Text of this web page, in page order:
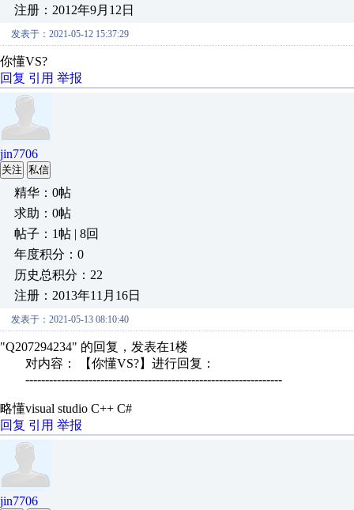
注册：2012年9月12日
发表于：2021-05-12 15:37:29
你懂VS?
回复 引用 举报
jin7706
关注 私信
精华：0帖
求助：0帖
帖子：1帖 | 8回
年度积分：0
历史总积分：22
注册：2013年11月16日
发表于：2021-05-13 08:10:40
"Q207294234" 的回复，发表在1楼
对内容： 【你懂VS?】进行回复：
-----------------------------------------------------------------
略懂visual studio C++ C#
回复 引用 举报
jin7706